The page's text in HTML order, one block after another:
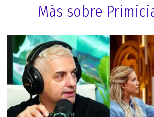
Más sobre